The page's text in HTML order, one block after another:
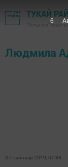
ТУКАЙ
"Якты юл"
Людмила
07 гыйнвар 2019, 07:33
6